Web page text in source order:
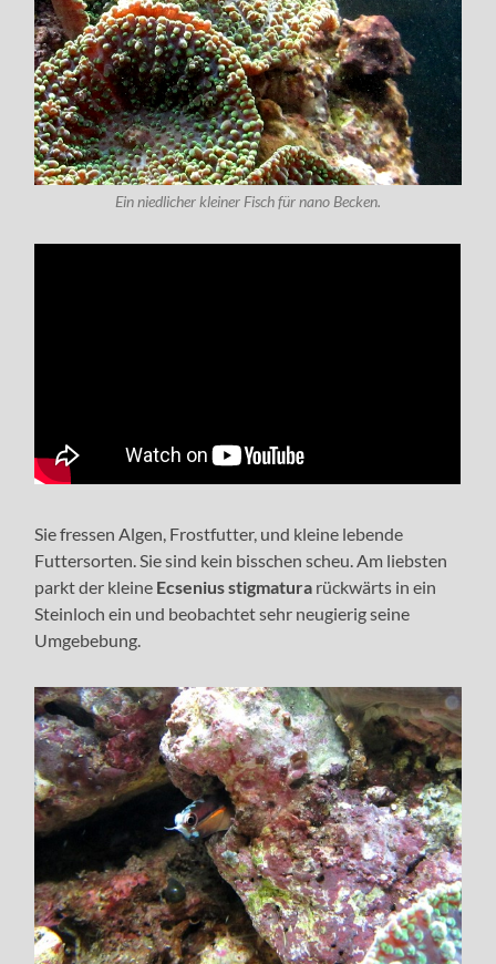
Ein niedlicher kleiner Fisch für nano Becken.
Sie fressen Algen, Frostfutter, und kleine lebende
Futtersorten. Sie sind kein bisschen scheu. Am liebsten
parkt der kleine Ecsenius stigmatura rückwärts in ein
Steinloch ein und beobachtet sehr neugierig seine
Umgebebung.